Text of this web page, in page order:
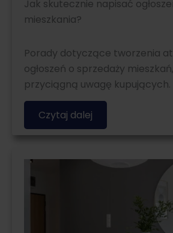
Jak skutecznie napisać
mieszkania?
Porady dotyczące tworzenia
ogłoszeń o sprzedaży
przyciągną uwagę kupujących.
Czytaj dalej